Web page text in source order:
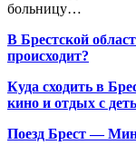
больницу…
В Брестской
происходит?
Куда сходить в
кино и отдых с
Поезд Брест —